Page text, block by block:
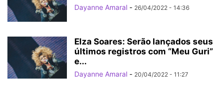
Dayanne Amaral - 26/04/2022 - 14:36
Elza Soares: Serão lançados seus
últimos registros com “Meu Guri”
e...
Dayanne Amaral - 20/04/2022 - 11:27